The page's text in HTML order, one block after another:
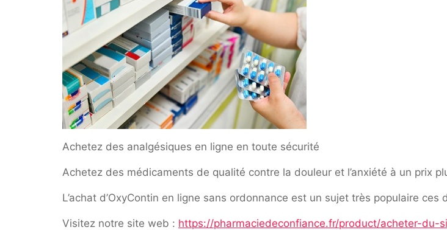
Achetez des analgésiques en ligne en toute sécurité
Achetez des médicaments de qualité contre la douleur et l’anxiété à un prix
L’achat d’OxyContin en ligne sans ordonnance est un sujet très populaire
Visitez notre site web : https://pharmaciedeconfiance.fr/product/acheter-du-